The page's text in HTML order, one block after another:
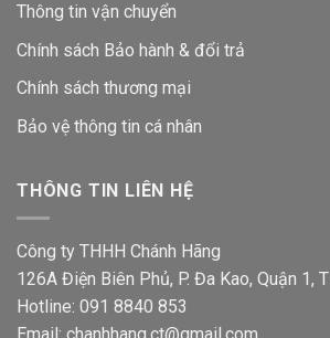
Thông tin vận chuyển
Chính sách Bảo hành & đổi trả
Chính sách thương mại
Bảo vệ thông tin cá nhân
THÔNG TIN LIÊN HỆ
Công ty THHH Chánh Hãng
126A Điện Biên Phủ, P. Đa Kao, Quận 1,
Hotline: 091 8840 853